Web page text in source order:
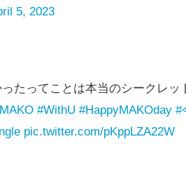
5, 2023
たってことは本当のシークレッ
#WithU #HappyMAKOday #
pic.twitter.com/pKppLZA22W